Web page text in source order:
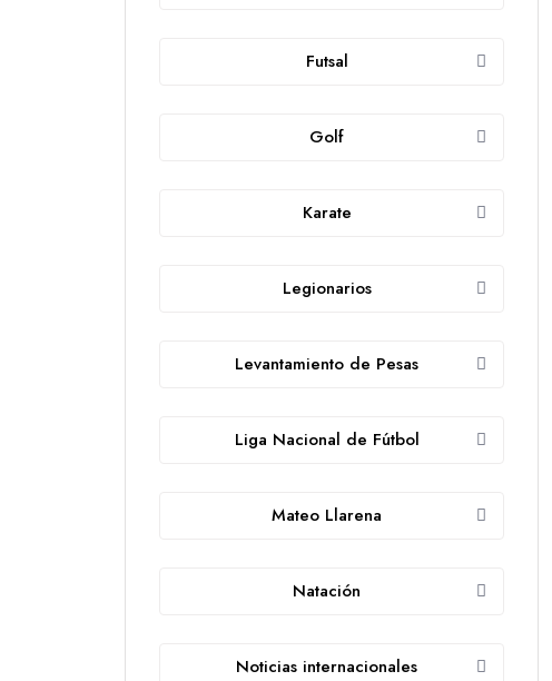
Futsal
Golf
Karate
Legionarios
Levantamiento de Pesas
Liga Nacional de Fútbol
Mateo Llarena
Natación
Noticias internacionales